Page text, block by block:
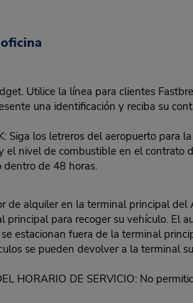
Utilice la línea para clientes
una identificación y reciba su
Siga los letreros del aeropuerto
el nivel de combustible en el contrato
de 48 horas.
de alquiler en la terminal principal
principal para recoger su vehículo. El
estacionan fuera de la terminal
se pueden devolver a la terminal
HORARIO DE SERVICIO: No